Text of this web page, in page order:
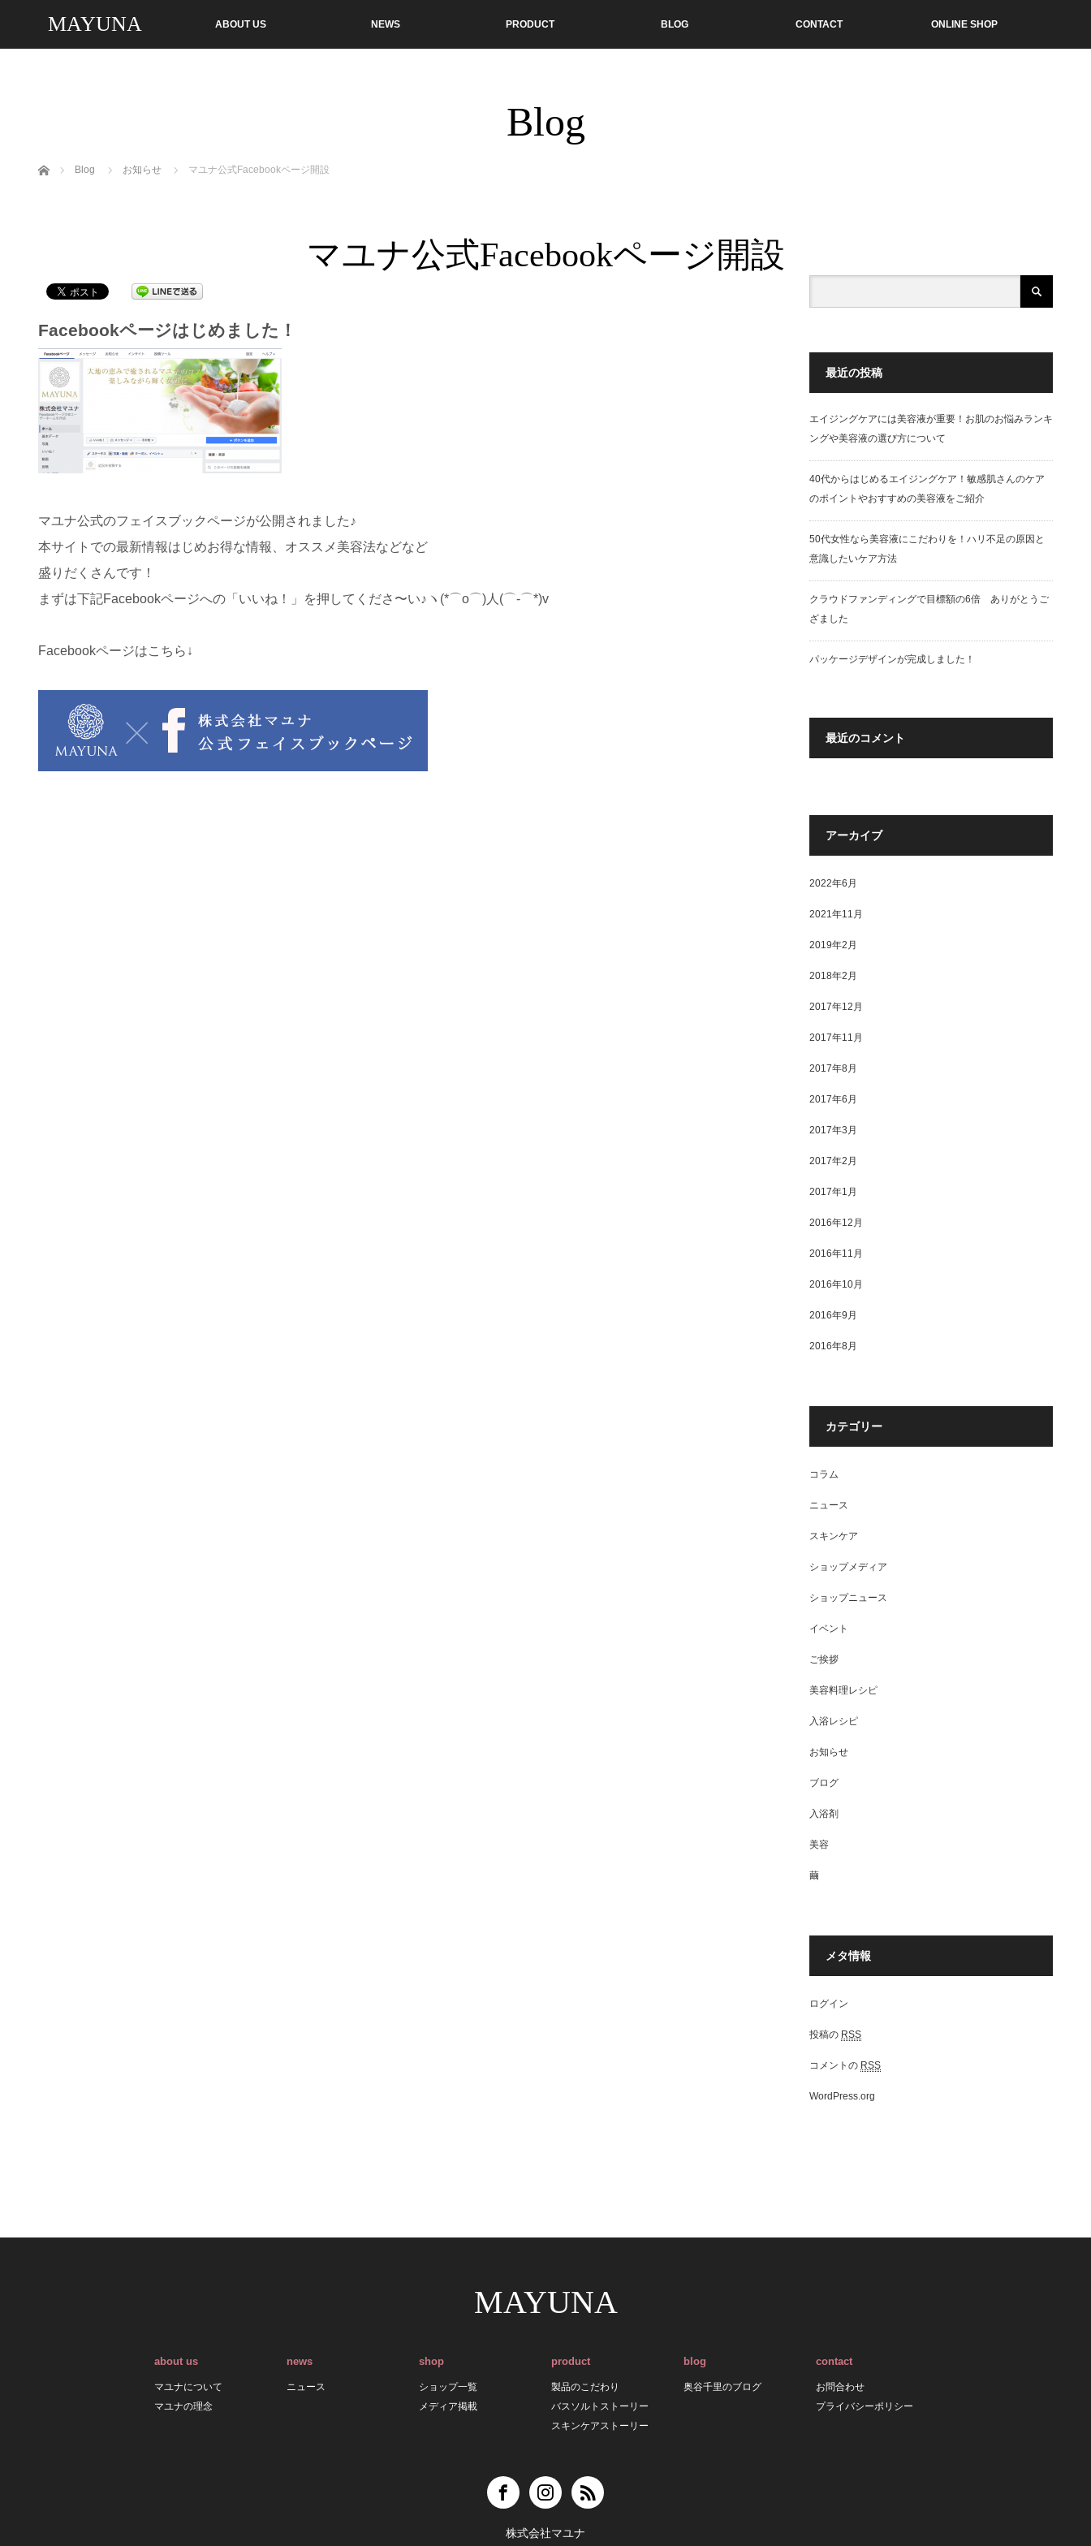
MAYUNA ABOUT US NEWS PRODUCT BLOG CONTACT ONLINE SHOP
Blog
ホーム Blog お知らせ マユナ公式Facebookページ開設
マユナ公式Facebookページ開設
Facebookページはじめました！
マユナ公式のフェイスブックページが公開されました♪
本サイトでの最新情報はじめお得な情報、オススメ美容法などなど
盛りだくさんです！
まずは下記Facebookページへの「いいね！」を押してくださ〜い♪ヽ(*⌒o⌒)人(⌒-⌒*)v
Facebookページはこちら↓
最近の投稿
エイジングケアには美容液が重要！お肌のお悩みランキ
ングや美容液の選び方について
40代からはじめるエイジングケア！敏感肌さんのケア
のポイントやおすすめの美容液をご紹介
50代女性なら美容液にこだわりを！ハリ不足の原因と
意識したいケア方法
クラウドファンディングで目標額の6倍 ありがとうご
ざました
パッケージデザインが完成しました！
最近のコメント
アーカイブ
2022年6月
2021年11月
2019年2月
2018年2月
2017年12月
2017年11月
2017年8月
2017年6月
2017年3月
2017年2月
2017年1月
2016年12月
2016年11月
2016年10月
2016年9月
2016年8月
カテゴリー
コラム
ニュース
スキンケア
ショップメディア
ショップニュース
イベント
ご挨拶
美容料理レシピ
入浴レシピ
お知らせ
ブログ
入浴剤
美容
繭
メタ情報
ログイン
投稿の RSS
コメントの RSS
WordPress.org
MAYUNA
about us
マユナについて
マユナの理念
news
ニュース
shop
ショップ一覧
メディア掲載
product
製品のこだわり
バスソルトストーリー
スキンケアストーリー
blog
奥谷千里のブログ
contact
お問合わせ
プライバシーポリシー
株式会社マユナ